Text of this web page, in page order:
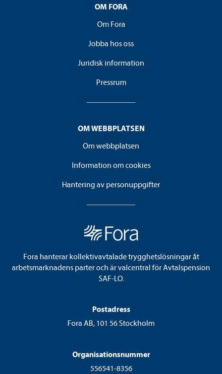
OM FORA
Om Fora
Jobba hos oss
Juridisk information
Pressrum
OM WEBBPLATSEN
Om webbplatsen
Information om cookies
Hantering av personuppgifter
Fora hanterar kollektivavtalade trygghetslösningar åt
arbetsmarknadens parter och är valcentral för Avtalspension
SAF-LO.
Postadress
Fora AB, 101 56 Stockholm
Organisationsnummer
556541-8356